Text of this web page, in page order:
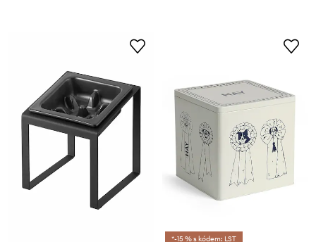
*-15 % s kódem: LST